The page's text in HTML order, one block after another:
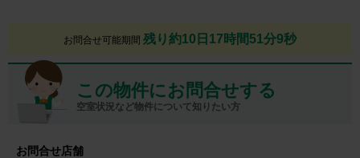
お問合せ可能期間 残り約10日17時間51分8秒
この物件にお問合せする
空室状況など物件について知りたい方
お問合せ店舗